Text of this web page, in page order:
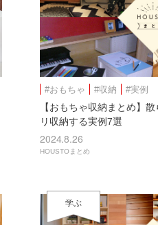
#おもちゃ #収納 #実例
【おもちゃ収納まとめ】
リ収納する実例7選
2024.8.26
HOUSTOまとめ
学ぶ